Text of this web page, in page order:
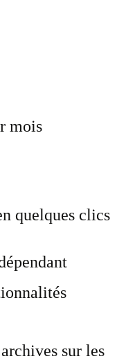
mois
quelques clics
sur les